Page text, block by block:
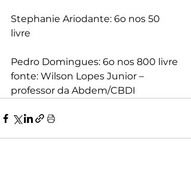
Stephanie Ariodante: 6o nos 50
livre
Pedro Domingues: 6o nos 800 livre
fonte: Wilson Lopes Junior –
professor da Abdem/CBDI